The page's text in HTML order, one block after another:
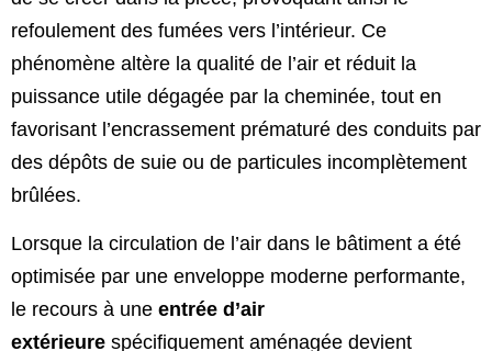
refoulement des fumées vers l’intérieur. Ce
phénomène altère la qualité de l’air et réduit la
puissance utile dégagée par la cheminée, tout en
favorisant l’encrassement prématuré des conduits par
des dépôts de suie ou de particules incomplètement
brûlées.
Lorsque la circulation de l’air dans le bâtiment a été
optimisée par une enveloppe moderne performante,
le recours à une entrée d’air
extérieure spécifiquement aménagée devient